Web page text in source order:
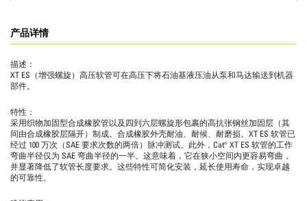
产品详情
描述：
XT ES（增强螺旋）高压软管可在高压下将石油基液压油从泵和马达输送到机器
部件。
特性：
采用织物加固型合成橡胶管以及四到六层螺旋形包裹的高抗张钢丝加固层（其
间由合成橡胶层隔开）制成。合成橡胶外壳耐油、耐候、耐磨损。XT ES 软管已
经过 100 万次（SAE 要求次数的两倍）脉冲测试。此外，Cat® XT ES 软管的工作
弯曲半径仅为 SAE 弯曲半径的一半。这意味着，它在狭小空间内更容易弯曲，
并显著降低了软管长度要求。这些特性可简化安装，延长使用寿命，实现卓越
的可靠性。